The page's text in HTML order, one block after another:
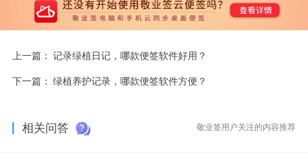
上一篇： 记录绿植日记，哪款便签软件好用？
下一篇： 绿植养护记录，哪款便签软件方便？
相关问答 敬业签用户关注的内容推荐